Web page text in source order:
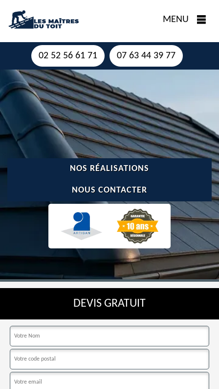
MENU
02 52 56 61 71 07 63 44 39 77
NOS RÉALISATIONS
NOUS CONTACTER
DEVIS GRATUIT